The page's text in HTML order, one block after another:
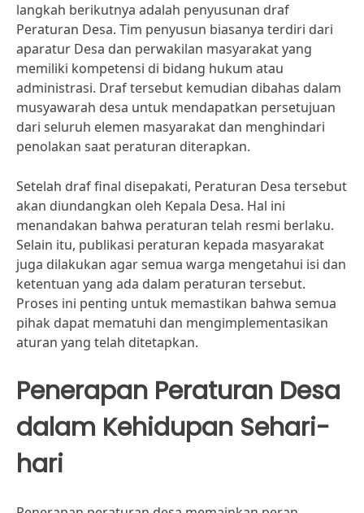
langkah berikutnya adalah penyusunan draf
Peraturan Desa. Tim penyusun biasanya terdiri dari
aparatur Desa dan perwakilan masyarakat yang
memiliki kompetensi di bidang hukum atau
administrasi. Draf tersebut kemudian dibahas dalam
musyawarah desa untuk mendapatkan persetujuan
dari seluruh elemen masyarakat dan menghindari
penolakan saat peraturan diterapkan.
Setelah draf final disepakati, Peraturan Desa tersebut
akan diundangkan oleh Kepala Desa. Hal ini
menandakan bahwa peraturan telah resmi berlaku.
Selain itu, publikasi peraturan kepada masyarakat
juga dilakukan agar semua warga mengetahui isi dan
ketentuan yang ada dalam peraturan tersebut.
Proses ini penting untuk memastikan bahwa semua
pihak dapat mematuhi dan mengimplementasikan
aturan yang telah ditetapkan.
Penerapan Peraturan Desa
dalam Kehidupan Sehari-
hari